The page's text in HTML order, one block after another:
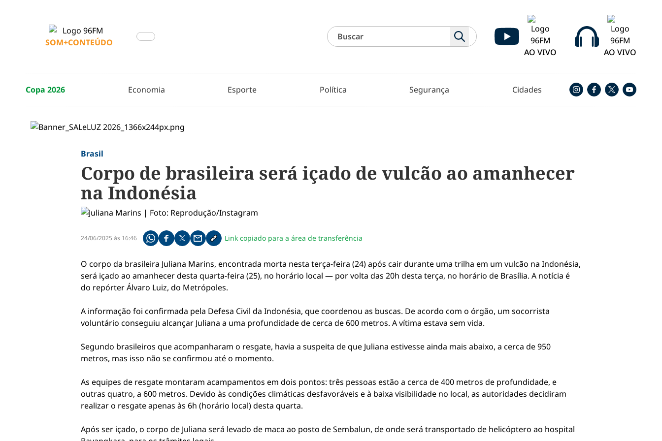
SOM+CONTEÚDO
AO VIVO
AO VIVO
Copa 2026 Economia Esporte Política Segurança Cidades
Brasil
Corpo de brasileira será içado de vulcão ao amanhecer
na Indonésia
24/06/2025 às 16:46 Compartilhe pelo whatsapp
Compartilhar no facebook
Compartilhar no twitter
Compartilhe pelo email
Copiar link da notícia
Link copiado para a área de transferência
O corpo da brasileira Juliana Marins, encontrada morta nesta terça-feira (24) após cair durante uma trilha em um vulcão na Indonésia,
será içado ao amanhecer desta quarta-feira (25), no horário local — por volta das 20h desta terça, no horário de Brasília. A notícia é
do repórter Álvaro Luiz, do Metrópoles.
A informação foi confirmada pela Defesa Civil da Indonésia, que coordenou as buscas. De acordo com o órgão, um socorrista
voluntário conseguiu alcançar Juliana a uma profundidade de cerca de 600 metros. A vítima estava sem vida.
Segundo brasileiros que acompanharam o resgate, havia a suspeita de que Juliana estivesse ainda mais abaixo, a cerca de 950
metros, mas isso não se confirmou até o momento.
As equipes de resgate montaram acampamentos em dois pontos: três pessoas estão a cerca de 400 metros de profundidade, e
outras quatro, a 600 metros. Devido às condições climáticas desfavoráveis e à baixa visibilidade no local, as autoridades decidiram
realizar o resgate apenas às 6h (horário local) desta quarta.
Após ser içado, o corpo de Juliana será levado de maca ao posto de Sembalun, de onde será transportado de helicóptero ao hospital